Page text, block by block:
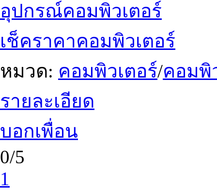
อุปกรณ์คอมพิวเตอร์
เช็คราคาคอมพิวเตอร์
หมวด: คอมพิวเตอร์/คอมพิ
รายละเอียด
บอกเพื่อน
0/5
1